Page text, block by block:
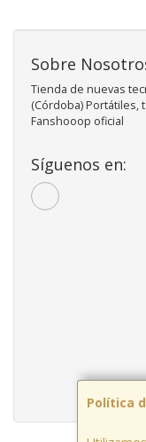
Política
Sobre
Tienda de nuevas
(Córdoba) Portátiles,
Fanshooop oficial
Síguenos en: